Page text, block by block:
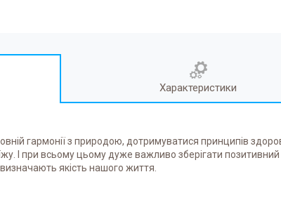
Характеристики
гармонії з природою, дотримуватися принципів
їжу. І при всьому цьому дуже важливо зберігати
якість нашого життя.